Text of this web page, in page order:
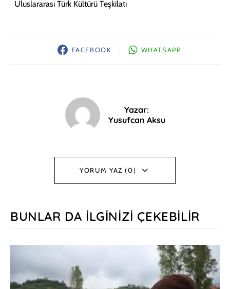
Uluslararası Türk Kültürü Teşkilatı
FACEBOOK WHATSAPP
Yazar:
Yusufcan Aksu
YORUM YAZ (0)
BUNLAR DA İLGINIZI ÇEKEBILIR